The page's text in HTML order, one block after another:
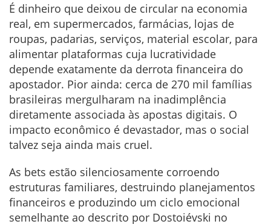
É dinheiro que deixou de circular na economia
real, em supermercados, farmácias, lojas de
roupas, padarias, serviços, material escolar, para
alimentar plataformas cuja lucratividade
depende exatamente da derrota financeira do
apostador. Pior ainda: cerca de 270 mil famílias
brasileiras mergulharam na inadimplência
diretamente associada às apostas digitais. O
impacto econômico é devastador, mas o social
talvez seja ainda mais cruel.
As bets estão silenciosamente corroendo
estruturas familiares, destruindo planejamentos
financeiros e produzindo um ciclo emocional
semelhante ao descrito por Dostoiévski no